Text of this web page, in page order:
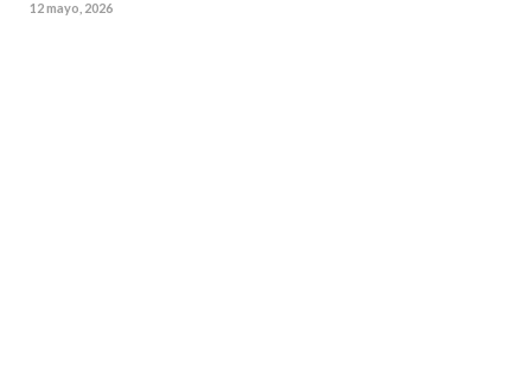
12 mayo, 2026